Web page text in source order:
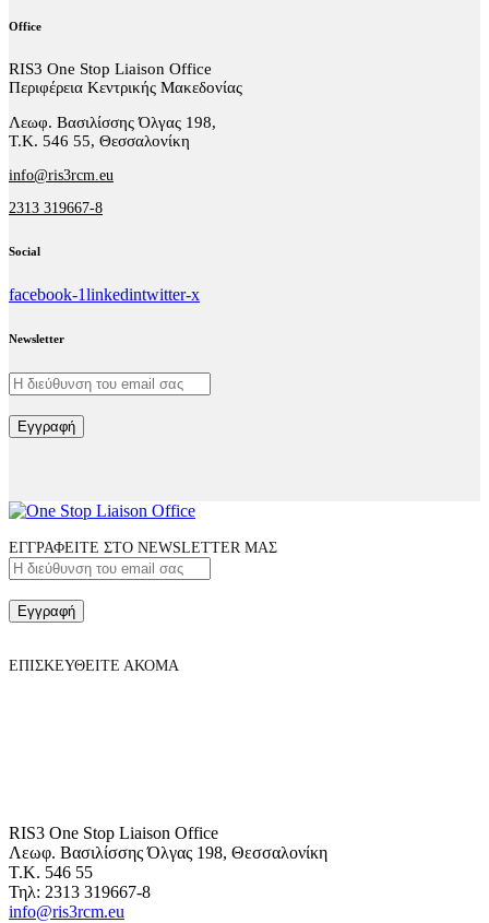
Office
RIS3 One Stop Liaison Office
Περιφέρεια Κεντρικής Μακεδονίας
Λεωφ. Βασιλίσσης Όλγας 198,
Τ.Κ. 546 55, Θεσσαλονίκη
info@ris3rcm.eu
2313 319667-8
Social
facebook-1linkedintwitter-x
Newsletter
Εγγραφή
ΕΓΓΡΑΦΕΙΤΕ ΣΤΟ NEWSLETTER ΜΑΣ
Εγγραφή
ΕΠΙΣΚΕΥΘΕΙΤΕ ΑΚΟΜΑ
RIS3 One Stop Liaison Office
Λεωφ. Βασιλίσσης Όλγας 198, Θεσσαλονίκη
Τ.Κ. 546 55
Τηλ: 2313 319667-8
info@ris3rcm.eu